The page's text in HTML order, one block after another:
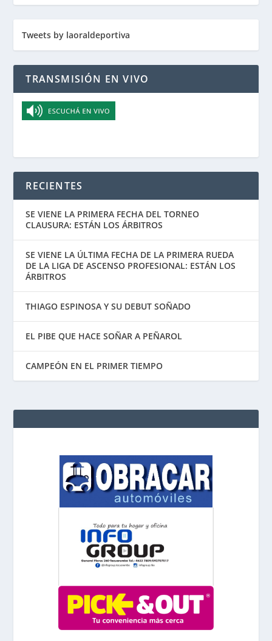
Tweets by laoraldeportiva
TRANSMISIÓN EN VIVO
RECIENTES
SE VIENE LA PRIMERA FECHA DEL TORNEO
CLAUSURA: ESTÁN LOS ÁRBITROS
SE VIENE LA ÚLTIMA FECHA DE LA PRIMERA RUEDA
DE LA LIGA DE ASCENSO PROFESIONAL: ESTÁN LOS
ÁRBITROS
THIAGO ESPINOSA Y SU DEBUT SOÑADO
EL PIBE QUE HACE SOÑAR A PEÑAROL
CAMPEÓN EN EL PRIMER TIEMPO